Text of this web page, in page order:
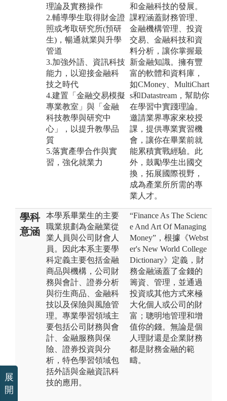
理論及實務操作
2.輔導學生取得財金證
照或考取研究所(預研
生)，暢通就業與升學
管道
3.加強外語、資訊科技
能力，以迎接金融科
技之時代
4.建置「金融交易模擬
專業教室」與「金融
科技教學與研究中
心」，以提升教學品
質
5.落實產學合作與實
習，強化就業力
和金融科技的發展。
課程涵蓋財務管理、
金融機構管理、投資
交易、金融科技和資
料分析，讓你掌握最
新金融知識。擁有豐
富的軟體和資料庫，
如CMoney、MultiChart
s和Datastream，幫助你
在學習中實踐理論。
邀請業界專家來校授
課，提供專業實習機
會，讓你在畢業前就
能累積實戰經驗。此
外，鼓勵學生出國交
換，拓展國際視野，
成為產業所所需的專
業人才。
學科
意涵
本學系畢業生的主要
職業規劃為金融業從
業人員與公司財會人
員。因此本系主要學
科定義主要包括金融
商品與機構，公司財
務與會計、證券分析
與衍生商品、金融科
技以及保險與風險管
理。專業學習領域主
要包括公司財務與會
計、金融服務與保
險、證券投資與分
析，特色學習領域包
括外語與金融資訊科
技的應用。
“Finance As The Scienc
e And Art Of Managing
Money”，根據《Webst
er's New World College
Dictionary》定義，財
務金融涵蓋了金錢的
籌資、管理，並通過
投資或其他方式來極
大化個人或公司的財
富；聰明地管理和增
值你的錢。無論是個
人理財還是企業財務
都是財務金融的範
疇。
展
開